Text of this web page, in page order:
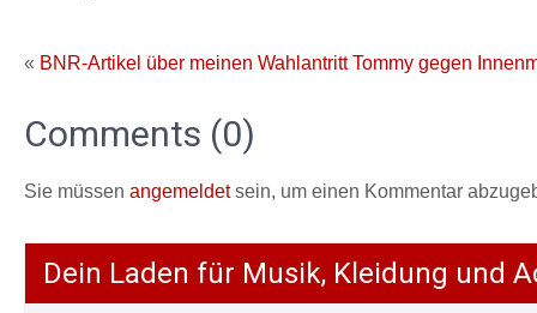
« BNR-Artikel über meinen Wahlantritt Tommy gegen
Comments (0)
Sie müssen angemeldetsein, um einen Kommentar
Dein Laden für Musik, Kleidung und